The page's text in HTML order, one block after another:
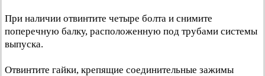
При наличии отвинтите четыре болта и снимите
поперечную балку, расположенную под трубами системы
выпуска.
Отвинтите гайки, крепящие соединительные зажимы